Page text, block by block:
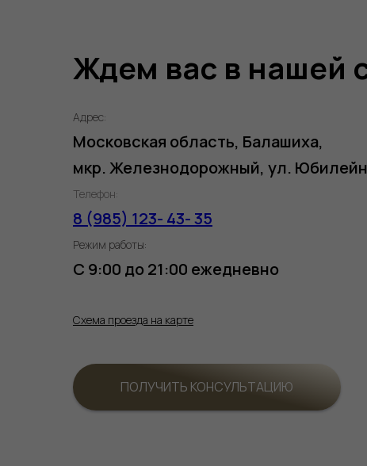
Ждем вас в нашей
Адрес:
Московская область, Балашиха,
мкр. Железнодорожный, ул.
Телефон:
8 (985) 123- 43- 35
Режим работы:
С 9:00 до 21:00 ежедневно
Схема проезда на карте
ПОЛУЧИТЬ КОНСУЛЬТАЦИЮ